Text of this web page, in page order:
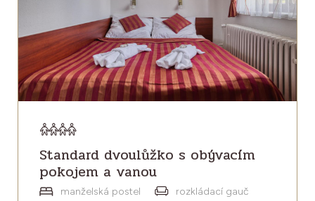
Standard dvoulůžko s obývacím
pokojem a vanou
manželská postel
rozkládací gauč